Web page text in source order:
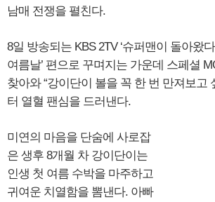
남매 전쟁을 펼친다.
8일 방송되는 KBS 2TV ‘슈퍼맨이 돌아왔
여름날’ 편으로 꾸며지는 가운데 스페셜
찾아와 “강이단이 볼을 꼭 한 번 만져보고
터 열혈 팬심을 드러낸다.
미연의 마음을 단숨에 사로잡
은 생후 8개월 차 강이단이는
인생 첫 여름 수박을 마주하고
귀여운 치열함을 뽐낸다. 아빠